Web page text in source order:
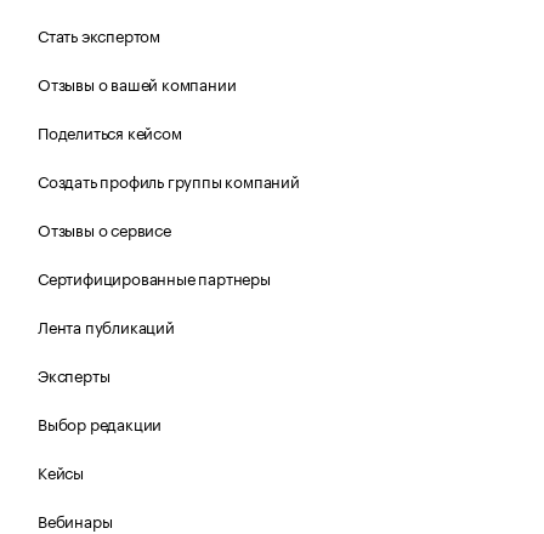
Стать экспертом
Отзывы о вашей компании
Поделиться кейсом
Создать профиль группы компаний
Отзывы о сервисе
Сертифицированные партнеры
Лента публикаций
Эксперты
Выбор редакции
Кейсы
Вебинары